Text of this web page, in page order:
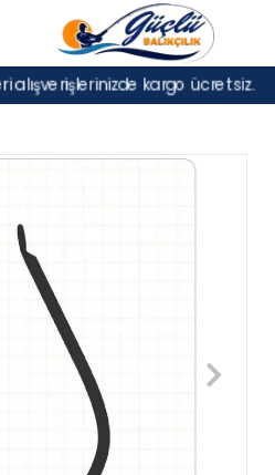
alışverişlerinizde kargo ücretsiz.